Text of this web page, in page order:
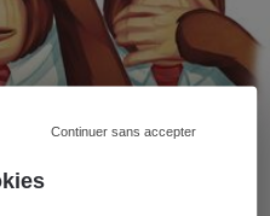
Continuer sans accepter
: l'info aussi est